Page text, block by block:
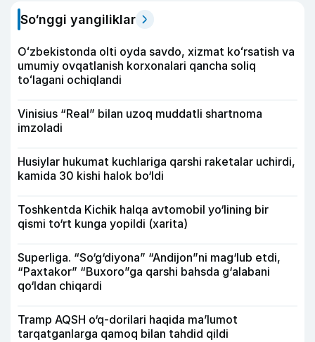
So‘nggi yangiliklar
Oʻzbekistonda olti oyda savdo, xizmat koʻrsatish va
umumiy ovqatlanish korxonalari qancha soliq
toʻlagani ochiqlandi
Vinisius “Real” bilan uzoq muddatli shartnoma
imzoladi
Husiylar hukumat kuchlariga qarshi raketalar uchirdi,
kamida 30 kishi halok bo‘ldi
Toshkentda Kichik halqa avtomobil yo‘lining bir
qismi to‘rt kunga yopildi (xarita)
Superliga. “So‘g‘diyona” “Andijon”ni mag‘lub etdi,
“Paxtakor” “Buxoro”ga qarshi bahsda g‘alabani
qo‘ldan chiqardi
Tramp AQSH o‘q-dorilari haqida ma’lumot
tarqatganlarga qamoq bilan tahdid qildi